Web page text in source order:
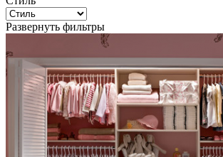
Развернуть фильтры